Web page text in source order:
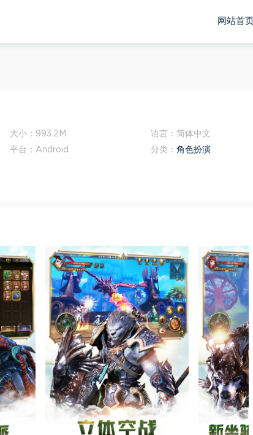
网站首页
大小： 993.2M 语言： 简体中文
平台： Android 分类： 角色扮演